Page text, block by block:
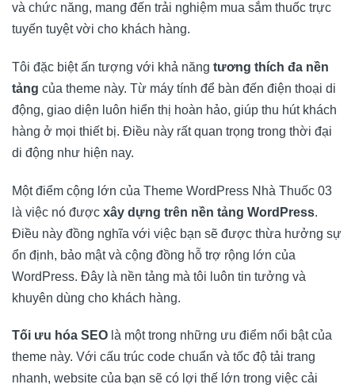
và chức năng, mang đến trải nghiệm mua sắm thuốc trực
tuyến tuyệt vời cho khách hàng.
Tôi đặc biệt ấn tượng với khả năng tương thích đa nền
tảng của theme này. Từ máy tính để bàn đến điện thoại di
động, giao diện luôn hiển thị hoàn hảo, giúp thu hút khách
hàng ở mọi thiết bị. Điều này rất quan trọng trong thời đại
di động như hiện nay.
Một điểm cộng lớn của Theme WordPress Nhà Thuốc 03
là việc nó được xây dựng trên nền tảng WordPress.
Điều này đồng nghĩa với việc bạn sẽ được thừa hưởng sự
ổn định, bảo mật và cộng đồng hỗ trợ rộng lớn của
WordPress. Đây là nền tảng mà tôi luôn tin tưởng và
khuyên dùng cho khách hàng.
Tối ưu hóa SEO là một trong những ưu điểm nổi bật của
theme này. Với cấu trúc code chuẩn và tốc độ tải trang
nhanh, website của bạn sẽ có lợi thế lớn trong việc cải